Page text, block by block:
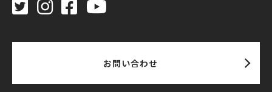
お問い合わせ